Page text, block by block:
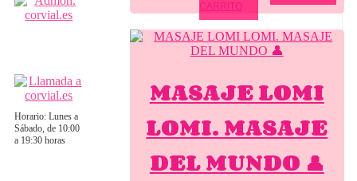
CARRITO
MASAJE LOMI
LOMI. MASAJE
DEL MUNDO 👤
Horario: Lunes a
Sábado, de 10:00
a 19:30 horas